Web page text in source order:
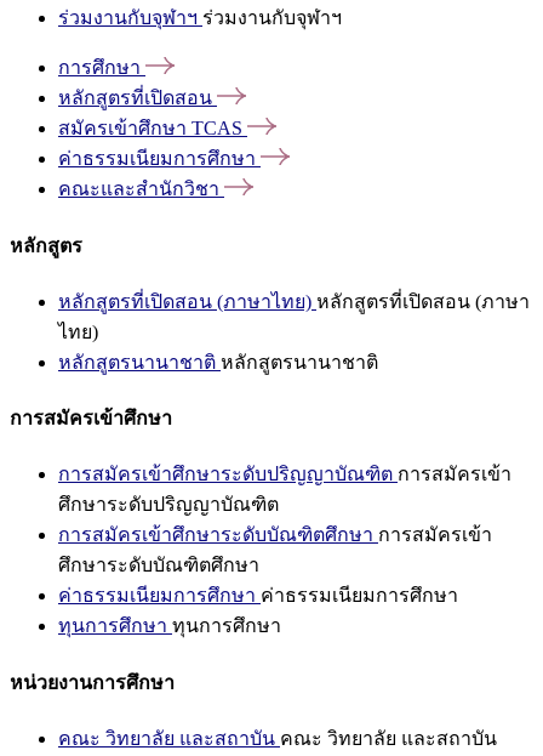
ร่วมงานกับจุฬาฯ ร่วมงานกับจุฬาฯ
การศึกษา
หลักสูตรที่เปิดสอน
สมัครเข้าศึกษา TCAS
ค่าธรรมเนียมการศึกษา
คณะและสำนักวิชา
หลักสูตร
หลักสูตรที่เปิดสอน (ภาษาไทย) หลักสูตรที่เปิดสอน (ภาษา
ไทย)
หลักสูตรนานาชาติ หลักสูตรนานาชาติ
การสมัครเข้าศึกษา
การสมัครเข้าศึกษาระดับปริญญาบัณฑิต การสมัครเข้า
ศึกษาระดับปริญญาบัณฑิต
การสมัครเข้าศึกษาระดับบัณฑิตศึกษา การสมัครเข้า
ศึกษาระดับบัณฑิตศึกษา
ค่าธรรมเนียมการศึกษา ค่าธรรมเนียมการศึกษา
ทุนการศึกษา ทุนการศึกษา
หน่วยงานการศึกษา
คณะ วิทยาลัย และสถาบัน คณะ วิทยาลัย และสถาบัน